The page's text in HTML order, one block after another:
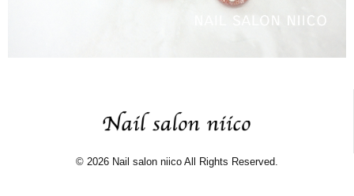
© 2026 Nail salon niico All Rights Reserved.